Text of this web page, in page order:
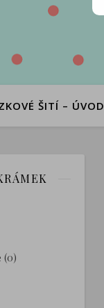
ŠITÍ – ÚVOD
(0)